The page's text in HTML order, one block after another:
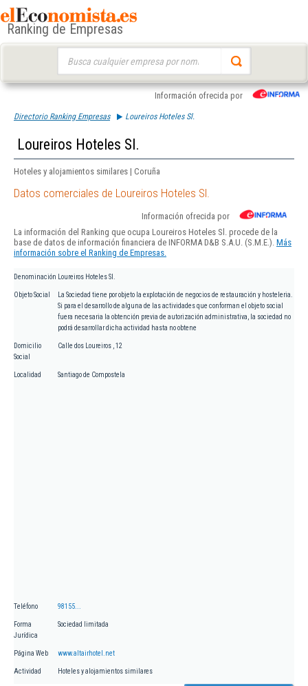
Ranking de Empresas
Información ofrecida por
Directorio Ranking Empresas Loureiros Hoteles Sl.
Loureiros Hoteles Sl.
Hoteles y alojamientos similares | Coruña
Datos comerciales de Loureiros Hoteles Sl.
Información ofrecida por
La información del Ranking que ocupa Loureiros Hoteles Sl. procede de la
base de datos de información financiera de INFORMA D&B S.A.U. (S.M.E.). Más
información sobre el Ranking de Empresas.
Denominación Loureiros Hoteles Sl.
Objeto Social
La Sociedad tiene por objeto la explotación de negocios de restauración y hosteleria.
Si para el desarrollo de alguna de las actividades que conforman el objeto social
fuera necesaria la obtención previa de autorización administrativa, la sociedad no
podrá desarrollar dicha actividad hasta no obtene
Domicilio
Social
Calle dos Loureiros , 12
Localidad Santiago de Compostela
Teléfono 98155...
Forma
Jurídica
Sociedad limitada
Página Web www.altairhotel.net
Actividad Hoteles y alojamientos similares